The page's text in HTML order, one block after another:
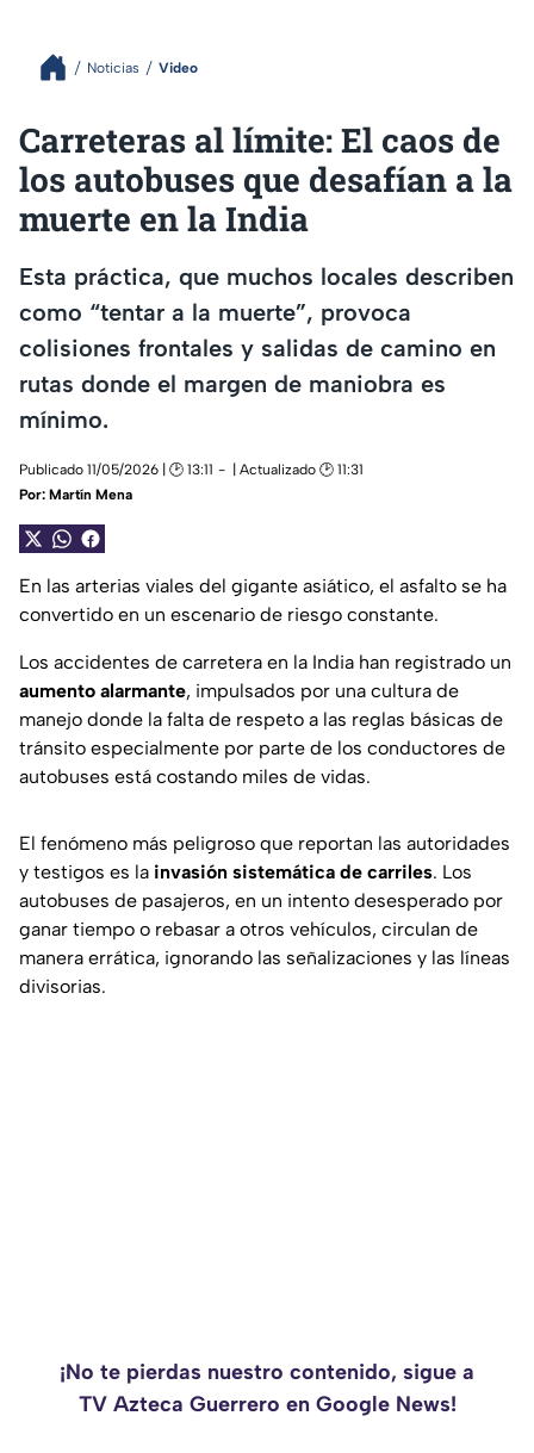
Noticias Video
Carreteras al límite: El caos de
los autobuses que desafían a la
muerte en la India
Esta práctica, que muchos locales describen
como “tentar a la muerte”, provoca
colisiones frontales y salidas de camino en
rutas donde el margen de maniobra es
mínimo.
Publicado 11/05/2026 | 🕑 13:11
| Actualizado 🕑 11:31
Por: Martín Mena
En las arterias viales del gigante asiático, el asfalto se ha
convertido en un escenario de riesgo constante.
Los accidentes de carretera en la India han registrado un
aumento alarmante, impulsados por una cultura de
manejo donde la falta de respeto a las reglas básicas de
tránsito especialmente por parte de los conductores de
autobuses está costando miles de vidas.
El fenómeno más peligroso que reportan las autoridades
y testigos es la invasión sistemática de carriles. Los
autobuses de pasajeros, en un intento desesperado por
ganar tiempo o rebasar a otros vehículos, circulan de
manera errática, ignorando las señalizaciones y las líneas
divisorias.
¡No te pierdas nuestro contenido, sigue a
TV Azteca Guerrero en Google News!